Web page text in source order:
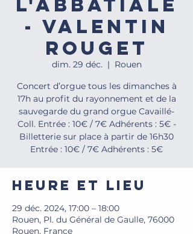
l'Abbatiale
- Valentin
Rouget
dim. 29 déc.
  |
Rouen
Concert d’orgue tous les dimanches à
17h au profit du rayonnement et de la
sauvegarde du grand orgue Cavaillé-
Coll. Entrée : 10€ / 7€ Adhérents : 5€ -
Billetterie sur place à partir de 16h30
Entrée : 10€ / 7€ Adhérents : 5€
Heure et lieu
29 déc. 2024, 17:00 – 18:00
Rouen, Pl. du Général de Gaulle, 76000
Rouen, France